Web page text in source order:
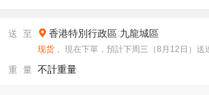
送 至 香港特別行政區 九龍城區
现货 ， 現在下單，預計下周三（8月12日）送
重 量 不計重量